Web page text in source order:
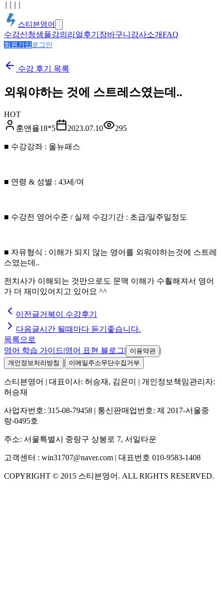
스티븐영어
수강신청샘플강의 리얼후기 장바구니 강사소개FAQ
회원가입 로그인
수강 후기 목록
외워야하는 것에 스트레스였는데..
HOT
훈앤율18*5
2023.07.10 295
■ 수강강좌 : 올뉴패스
■ 연령 & 성별 : 43세/여
■ 수강전 영어수준 / 실제 수강기간 : 초급/일주일정도
■ 자유형식 : 이해가 되지 않는 영어를 외워야하는것에 스트레
스였는데..
전치사가 이해되는 것만으로도 문맥 이해가 수훨해져서 영어
가 더 재미있어지고 있어요 ^^
이전글거북이 수강후기
다음글시간 될때마다 듣기좋습니다.
목록으로
영어 학습 가이드|영어 표현 블로그| 이용약관 |
개인정보처리방침 | 이메일주소무단수집거부
스티븐영어 | 대표이사: 허승재, 김은미
| 개인정보책임관리자:
허승재
사업자번호: 315-08-79458 | 통신판매업번호: 제 2017-서울중
랑-0495호
주소: 서울특별시 중랑구 상봉로 7, 서일타운
고객센터 : win31707@naver.com | 대표번호 010-9583-1408
COPYRIGHT © 2015 스티븐영어 . ALL RIGHTS RESERVED.